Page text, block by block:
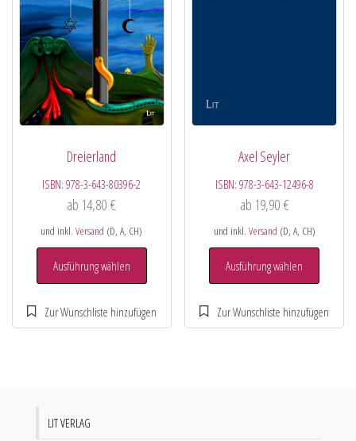
Dreierland
ISBN:978-3-643-80396-2
ab 14,80€
und inkl.Versand (D, A, CH)
Ausführung wählen
Axel Seyler
ISBN: 978-3-643-12496-8
ab 19,90 €
und inkl. Versand (D, A, CH)
Ausführung wählen
LIT VERLAG